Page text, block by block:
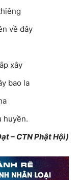
về đây
xây
bao la
huyền.
– CTN Phật Hội)